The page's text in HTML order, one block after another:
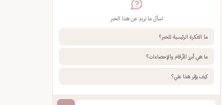
اسأل ما تريد عن هذا الخبر
ما الفكرة الرئيسية للخبر؟
ما هي أبرز الأرقام والإحصاءات؟
كيف يؤثر هذا علي؟